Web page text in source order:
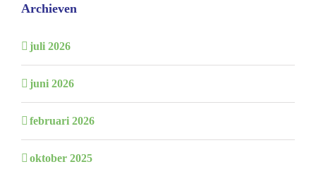
Archieven
juli 2026
juni 2026
februari 2026
oktober 2025